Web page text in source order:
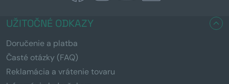
UŽITOČNÉ ODKAZY
Doručenie a platba
Časté otázky (FAQ)
Reklamácia a vrátenie tovaru